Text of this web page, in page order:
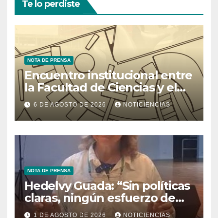
Te lo perdiste
NOTA DE PRENSA
Encuentro institucional entre
la Facultad de Ciencias y el
Ministerio de Ciencia y
Tecnología
6 DE AGOSTO DE 2026 NOTICIENCIAS
NOTA DE PRENSA
Hedelvy Guada: “Sin políticas
claras, ningún esfuerzo de
conservación rendirá frutos”
1 DE AGOSTO DE 2026 NOTICIENCIAS